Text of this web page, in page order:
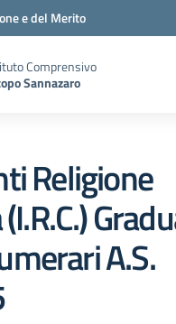
e del Merito
Comprensivo
Sannazaro
Religione
A.S.